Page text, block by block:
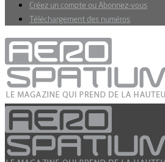
Créez un compte ou Abonnez-vous
Téléchargement des numéros